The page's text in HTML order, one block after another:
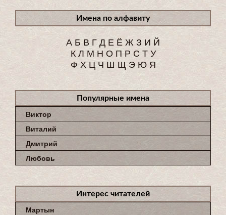
Имена по алфавиту
А Б В ГД Е ЁЖ З И Й
К Л М Н О П Р С Т У
Ф Х Ц Ч Ш Щ Э Ю Я
Популярные имена
Виктор
Виталий
Дмитрий
Любовь
Интерес читателей
Мартын